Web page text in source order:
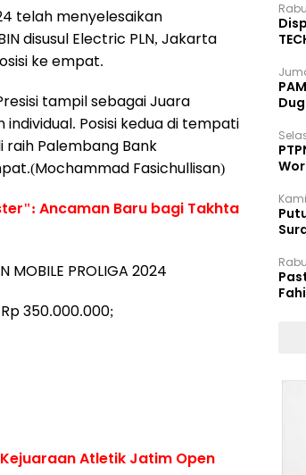
telah menyelesaikan
disusul Electric PLN, Jakarta
ke empat.
tampil sebagai Juara
Posisi kedua di tempati
raih Palembang Bank
Fasichullisan)
Ancaman Baru bagi Takhta
MOBILE PROLIGA 2024
350.000.000;
Atletik Jatim Open